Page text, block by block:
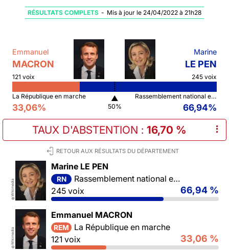
RÉSULTATS COMPLETS - Mis à jour le 24/04/2022 à 21h28
Emmanuel
MACRON
121 voix
Marine
LE PEN
245 voix
La République en marche
33,06%
▲
50%
Rassemblement national et ses alliés
66,94%
TAUX D'ABSTENTION : 16,70 % ⠇
RETOUR AUX RÉSULTATS DU DÉPARTEMENT
©
Wikimedia
Marine LE PEN
RN
Rassemblement national et ses alliés
245 voix
66,94 %
©
Wikimedia
Emmanuel MACRON
REM
La République en marche
121 voix
33,06 %